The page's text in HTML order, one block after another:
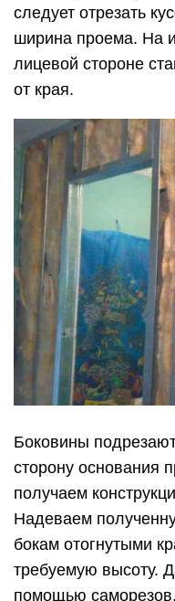
следует отрезать
ширина проема. На
лицевой стороне
от края.
Боковины
сторону основания
получаем
Надеваем
бокам отогнутыми
требуемую высоту.
помощью